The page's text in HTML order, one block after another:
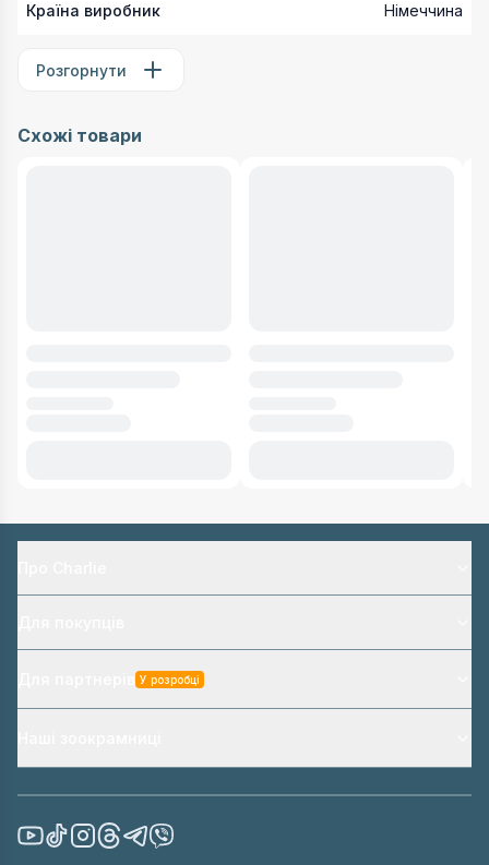
Країна виробник Німеччина
Розгорнути
Схожі товари
У розробці